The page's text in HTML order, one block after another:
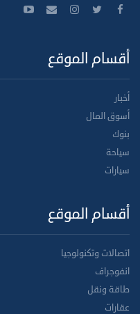
أقسام الموقع
أخبار
أسوق المال
بنوك
سياحة
سيارات
أقسام الموقع
اتصالات وتكنولوجيا
انفوجراف
طاقة ونقل
عقارات